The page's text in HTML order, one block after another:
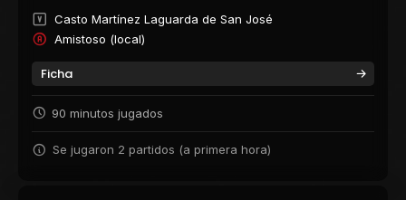
Casto Martínez Laguarda de San José
Amistoso (local)
Ficha
90 minutos jugados
Se jugaron 2 partidos (a primera hora)